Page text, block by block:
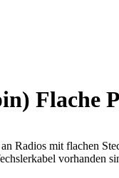
Flache
Radios mit flachen
vorhanden